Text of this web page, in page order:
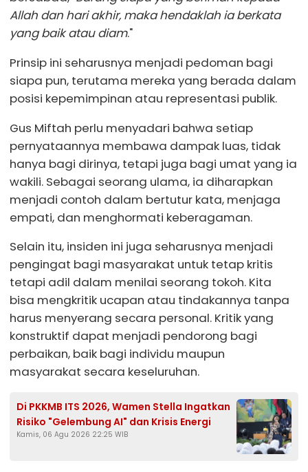
Allah dan hari akhir, maka hendaklah ia berkata
yang baik atau diam."
Prinsip ini seharusnya menjadi pedoman bagi
siapa pun, terutama mereka yang berada dalam
posisi kepemimpinan atau representasi publik.
Gus Miftah perlu menyadari bahwa setiap
pernyataannya membawa dampak luas, tidak
hanya bagi dirinya, tetapi juga bagi umat yang ia
wakili. Sebagai seorang ulama, ia diharapkan
menjadi contoh dalam bertutur kata, menjaga
empati, dan menghormati keberagaman.
Selain itu, insiden ini juga seharusnya menjadi
pengingat bagi masyarakat untuk tetap kritis
tetapi adil dalam menilai seorang tokoh. Kita
bisa mengkritik ucapan atau tindakannya tanpa
harus menyerang secara personal. Kritik yang
konstruktif dapat menjadi pendorong bagi
perbaikan, baik bagi individu maupun
masyarakat secara keseluruhan.
Di PKKMB ITS 2026, Wamen Stella Ingatkan
Risiko "Gelembung AI" dan Krisis Energi
Kamis, 06 Agu 2026 22:25 WIB